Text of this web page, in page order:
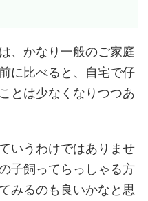
、かなり一般のご家庭
に比べると、自宅で仔
とは少なくなりつつあ
いうわけではありませ
子飼ってらっしゃる方
みるのも良いかなと思